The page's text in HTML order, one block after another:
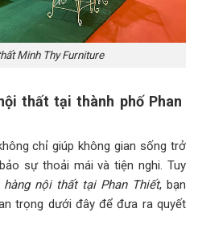
Minh Thy Furniture
thất tại thành phố Phan
chỉ giúp không gian sống trở
sự thoải mái và tiện nghi. Tuy
hàng nội thất tại Phan Thiết, bạn
trọng dưới đây để đưa ra quyết